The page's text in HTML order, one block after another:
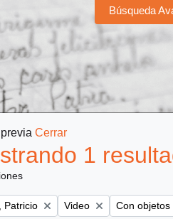
Búsqueda
Cerrar
1
Patricio Remove filter:
Video Remove
Con objetos